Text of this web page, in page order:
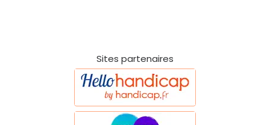
Sites partenaires